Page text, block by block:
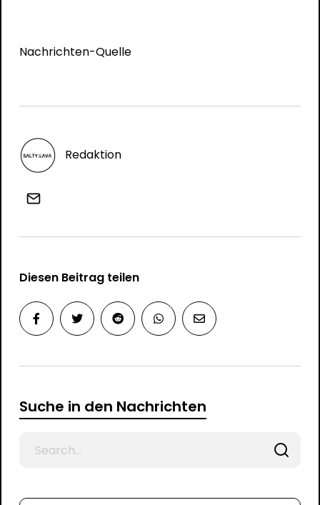
Nachrichten-Quelle
Redaktion
Diesen Beitrag teilen
Suche in den Nachrichten